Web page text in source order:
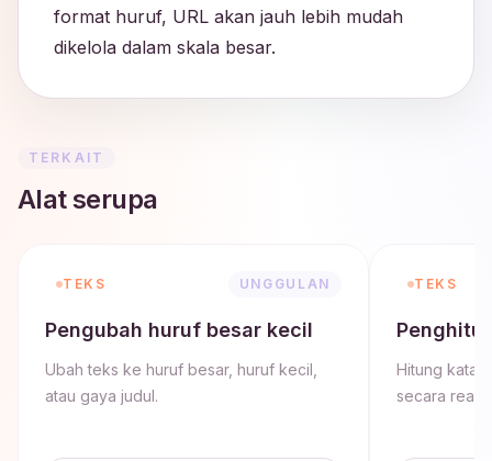
format huruf, URL akan jauh lebih mudah
dikelola dalam skala besar.
TERKAIT
Alat serupa
TEKS UNGGULAN
Pengubah huruf besar kecil
Ubah teks ke huruf besar, huruf kecil,
atau gaya judul.
TEKS
Hitung kata,
secara real